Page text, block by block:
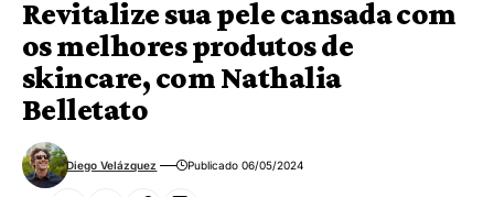
Revitalize sua pele cansada com
os melhores produtos de
skincare, com Nathalia
Belletato
Diego Velázquez Publicado 06/05/2024